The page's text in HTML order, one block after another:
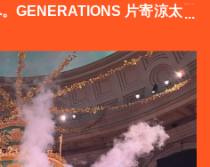
GENERATIONS 片寄涼太登